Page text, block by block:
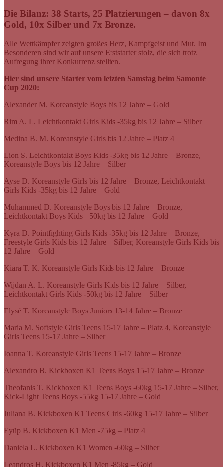
Die Bilanz: 38 Starts, 25 Platzierungen – davon 8x
Gold, 10x Silber und 7x Bronze.
Alle Wettkämpfer zeigten großes Herz, Kampfgeist und Mut. Im
Besonderen sind wir auf unsere Erststarter stolz, die sich trotz
Aufregung ihrer Konkurrenz stellten.
Hier sind unsere Starter vom letzten Samstag beim Samonte
Cup 2020:
Alexander M. Koreanstyle Boys bis 12 Jahre – Gold
Rim A. L. Leichtkontakt Girls Kids -35kg bis 12 Jahre – Silber
Medina B. M. Koreanstyle Girls bis 12 Jahre – Platz 4
Lion S. Leichtkontakt Boys Kids -35kg bis 12 Jahre – Bronze,
Koreanstyle Boys bis 12 Jahre – Silber
Ayse D. Koreanstyle Girls bis 12 Jahre – Bronze, Leichtkontakt
Girls Kids -35kg bis 12 Jahre – Gold
Muhammed D. Koreanstyle Boys bis 12 Jahre – Bronze,
Leichtkontakt Boys Kids +50kg bis 12 Jahre – Gold
Kyra D. Pointfighting Girls Kids -35kg bis 12 Jahre – Bronze,
Freestyle Girls Kids bis 12 Jahre – Silber, Koreanstyle Girls Kids bis
12 Jahre – Gold
Kiara T. K. Koreanstyle Girls Kids bis 12 Jahre – Bronze
Wijdan A. L. Koreanstyle Girls Kids bis 12 Jahre – Silber,
Leichtkontakt Girls Kids -50kg bis 12 Jahre – Silber
Elysé T. Koreanstyle Boys Juniors 13-14 Jahre – Bronze
Maria M. Softstyle Girls Teens 15-17 Jahre – Platz 4, Koreanstyle
Girls Teens 15-17 Jahre – Silber
Ioanna T. Koreanstyle Girls Teens 15-17 Jahre – Bronze
Alexandro B. Kickboxen K1 Teens Boys 15-17 Jahre – Bronze
Theofanis T. Kickboxen K1 Teens Boys -60kg 15-17 Jahre – Silber,
Kick-Light Teens Boys -55kg 15-17 Jahre – Gold
Juliana B. Kickboxen K1 Teens Girls -60kg 15-17 Jahre – Silber
Eyüp B. Kickboxen K1 Men -75kg – Platz 4
Daniela L. Kickboxen K1 Women -60kg – Silber
Leandros H. Kickboxen K1 Men -85kg – Gold